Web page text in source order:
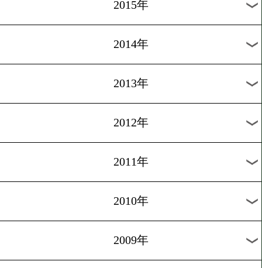
2022年
2020年
2019年
2017年